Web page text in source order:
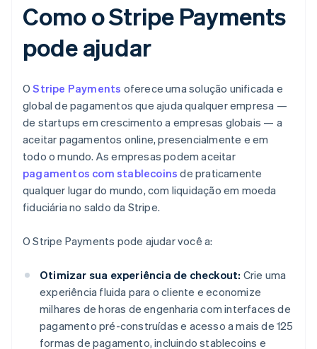
Como o Stripe Payments
pode ajudar
OStripe Payments oferece uma solução unificada e
global de pagamentos que ajuda qualquer empresa —
de startups em crescimento a empresas globais — a
aceitar pagamentos online, presencialmente e em
todo o mundo. As empresas podem aceitar
pagamentos com stablecoins de praticamente
qualquer lugar do mundo, com liquidação em moeda
fiduciária no saldo da Stripe.
O Stripe Payments pode ajudar você a:
Otimizar sua experiência de checkout: Crie uma
experiência fluida para o cliente e economize
milhares de horas de engenharia com interfaces de
pagamento pré-construídas e acesso a mais de 125
formas de pagamento, incluindo stablecoins e